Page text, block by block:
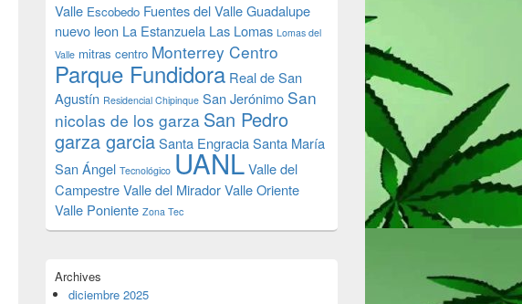
Valle Escobedo Fuentes del ValleGuadalupe
nuevo leon La Estanzuela Las Lomas Lomas del
Valle mitras centro Monterrey Centro
Parque Fundidora Real de San
Agustín Residencial Chipinque San Jerónimo San
nicolas de los garza San Pedro
garza garciaSanta EngraciaSanta María
San Ángel Tecnológico UANLValle del
CampestreValle del MiradorValle Oriente
Valle Poniente Zona Tec
Archives
diciembre 2025